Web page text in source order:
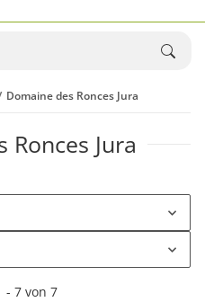
Domaine des Ronces Jura
Ronces Jura
- 7 von 7